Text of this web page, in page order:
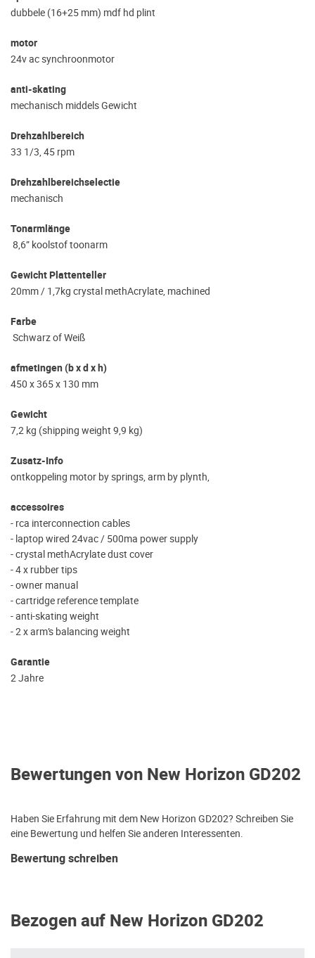
dubbele (16+25 mm) mdf hd plint
motor
24v ac synchroonmotor
anti-skating
mechanisch middels Gewicht
Drehzahlbereich
33 1/3, 45 rpm
Drehzahlbereichselectie
mechanisch
Tonarmlänge
8,6” koolstof toonarm
Gewicht Plattenteller
20mm / 1,7kg crystal methAcrylate, machined
Farbe
Schwarz of Weiß
afmetingen (b x d x h)
450 x 365 x 130 mm
Gewicht
7,2 kg (shipping weight 9,9 kg)
Zusatz-Info
ontkoppeling motor by springs, arm by plynth,
accessoires
- rca interconnection cables
- laptop wired 24vac / 500ma power supply
- crystal methAcrylate dust cover
- 4 x rubber tips
- owner manual
- cartridge reference template
- anti-skating weight
- 2 x arm’s balancing weight
Garantie
2 Jahre
Bewertungen von New Horizon GD202
Haben Sie Erfahrung mit dem New Horizon GD202? Schreiben Sie
eine Bewertung und helfen Sie anderen Interessenten.
Bewertung schreiben
Bezogen auf New Horizon GD202